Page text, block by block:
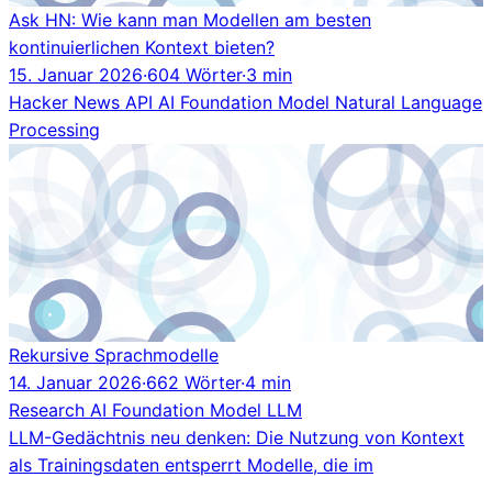
Ask HN: Wie kann man Modellen am besten
kontinuierlichen Kontext bieten?
15. Januar 2026·604 Wörter·3 min
Hacker News API AI Foundation Model Natural Language
Processing
Rekursive Sprachmodelle
14. Januar 2026·662 Wörter·4 min
Research AI Foundation Model LLM
LLM-Gedächtnis neu denken: Die Nutzung von Kontext
als Trainingsdaten entsperrt Modelle, die im